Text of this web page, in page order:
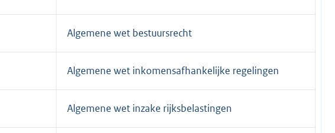
Algemene wet bestuursrecht
Algemene wet inkomensafhankelijke regelingen
Algemene wet inzake rijksbelastingen